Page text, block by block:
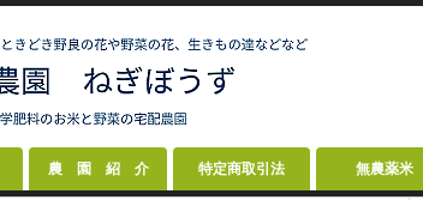
農 園 紹 介 特定商取引法 無農薬米